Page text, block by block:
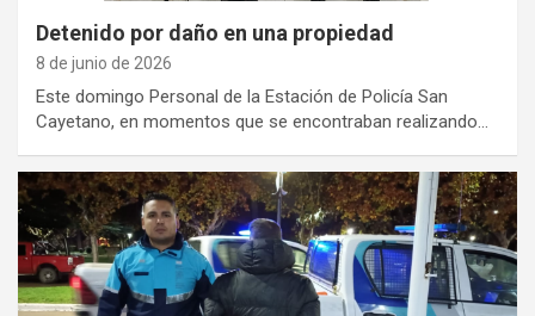
Detenido por daño en una propiedad
8 de junio de 2026
Este domingo Personal de la Estación de Policía San
Cayetano, en momentos que se encontraban realizando…